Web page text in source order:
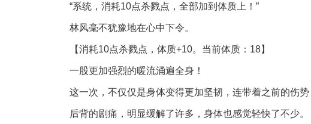
“系统，消耗10点杀戮点，全部加到体质上！”
林风毫不犹豫地在心中下令。
【消耗10点杀戮点，体质+10。当前体质：18】
一股更加强烈的暖流涌遍全身！
这一次，不仅仅是身体变得更加坚韧，连带着之前的伤势
后背的剧痛，明显缓解了许多，身体也感觉轻快了不少。